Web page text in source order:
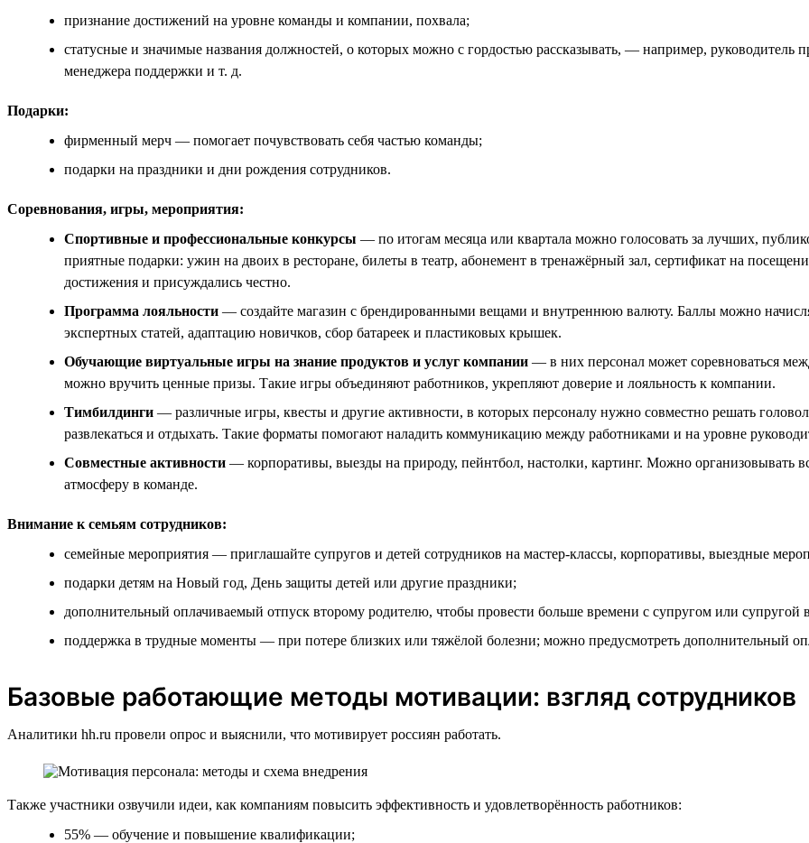
признание достижений на уровне команды и компании, похвала;
статусные и значимые названия должностей, о которых можно с гордостью рассказывать, — например, руководитель
менеджера поддержки и т. д.
Подарки:
фирменный мерч — помогает почувствовать себя частью команды;
подарки на праздники и дни рождения сотрудников.
Соревнования, игры, мероприятия:
Спортивные и профессиональные конкурсы — по итогам месяца или квартала можно голосовать за лучших,
приятные подарки: ужин на двоих в ресторане, билеты в театр, абонемент в тренажёрный зал, сертификат на
достижения и присуждались честно.
Программа лояльности — создайте магазин с брендированными вещами и внутреннюю валюту. Баллы можно
экспертных статей, адаптацию новичков, сбор батареек и пластиковых крышек.
Обучающие виртуальные игры на знание продуктов и услуг компании — в них персонал может соревноваться
можно вручить ценные призы. Такие игры объединяют работников, укрепляют доверие и лояльность к компании.
Тимбилдинги — различные игры, квесты и другие активности, в которых персоналу нужно совместно решать
развлекаться и отдыхать. Такие форматы помогают наладить коммуникацию между работниками и на уровне
Совместные активности — корпоративы, выезды на природу, пейнтбол, настолки, картинг. Можно организовывать
атмосферу в команде.
Внимание к семьям сотрудников:
семейные мероприятия — приглашайте супругов и детей сотрудников на мастер-классы, корпоративы, выездные
подарки детям на Новый год, День защиты детей или другие праздники;
дополнительный оплачиваемый отпуск второму родителю, чтобы провести больше времени с супругом или супругой
поддержка в трудные моменты — при потере близких или тяжёлой болезни; можно предусмотреть дополнительный
Базовые работающие методы мотивации: взгляд сотрудников
Аналитики hh.ru провели опрос и выяснили, что мотивирует россиян работать.
Также участники озвучили идеи, как компаниям повысить эффективность и удовлетворённость работников:
55% — обучение и повышение квалификации;